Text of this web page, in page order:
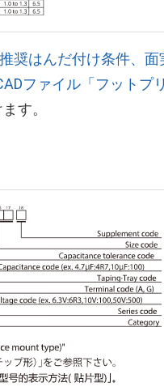
奨はんだ付け条件、面
ファイル「フットプ
す。